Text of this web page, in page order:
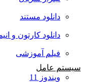
دانلود مستند
دانلود کارتون و انیمیشن
فیلم آموزشی
سیستم عامل
ویندوز 11